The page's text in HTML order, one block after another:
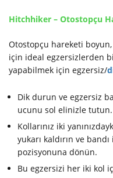
Hitchhiker – Otostopçu
Otostopçu hareketi boyun,
için ideal egzersizlerden
yapabilmek için egzersiz/
Dik durun ve egzersiz
ucunu sol elinizle tutun.
Kollarınız iki
yukarı kaldırın ve
pozisyonuna dönün.
Bu egzersizi her iki kol